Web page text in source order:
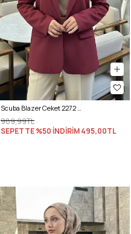
Scuba Blazer Ceket 2272 - BORDO
989,99TL
SEPETTE %50 İNDİRİM495,00TL